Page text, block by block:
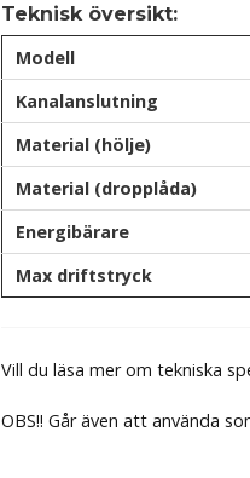
Teknisk översikt:
Modell
Kanalanslutning
Material (hölje)
Material (dropplåda)
Energibärare
Max driftstryck
Vill du läsa mer om tekniska
OBS!! Går även att använda